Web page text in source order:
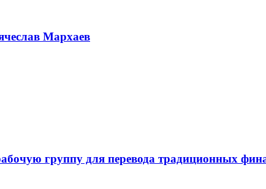
Мархаев
группу для перевода традиционных